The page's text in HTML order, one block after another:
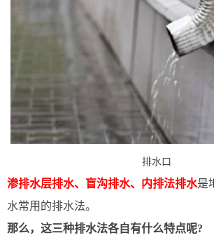
排水口
渗排水层排水、盲沟排水、内排法排水是
水常用的排水法。
那么，这三种排水法各自有什么特点呢?